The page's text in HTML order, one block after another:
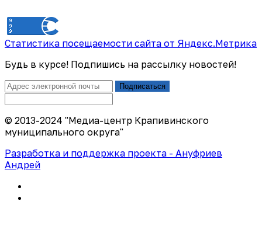
Статистика посещаемости сайта от Яндекс.Метрика
Будь в курсе! Подпишись на рассылку новостей!
Подписаться
© 2013-2024 "Медиа-центр Крапивинского
муниципального округа"
Разработка и поддержка проекта - Ануфриев
Андрей